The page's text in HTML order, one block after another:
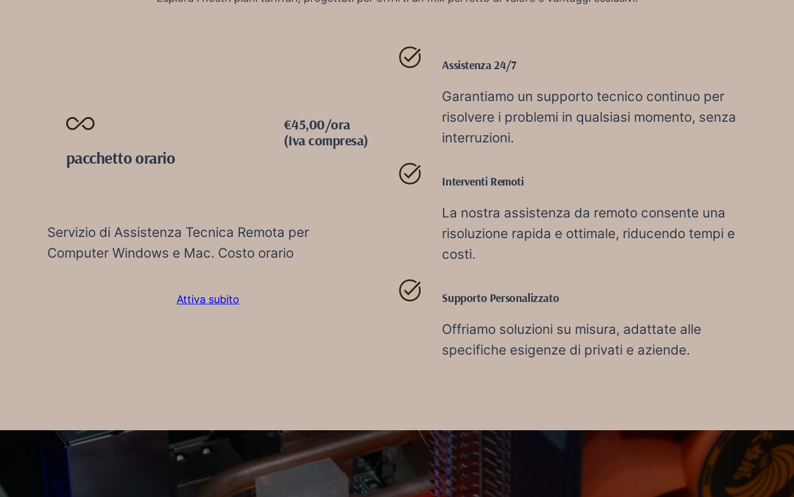
pacchetto orario
€45,00/ora
(Iva compresa)
Servizio di Assistenza Tecnica Remota per
Computer Windows e Mac. Costo orario
Attiva subito
Assistenza 24/7
Garantiamo un supporto tecnico continuo per
risolvere i problemi in qualsiasi momento, senza
interruzioni.
Interventi Remoti
La nostra assistenza da remoto consente una
risoluzione rapida e ottimale, riducendo tempi e
costi.
Supporto Personalizzato
Offriamo soluzioni su misura, adattate alle
specifiche esigenze di privati e aziende.